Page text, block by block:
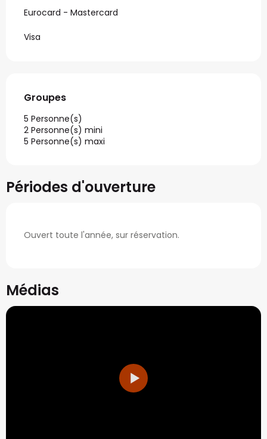
Eurocard - Mastercard
Visa
Groupes
Groupes
5 Personne(s)
2 Personne(s) mini
5 Personne(s) maxi
Périodes d'ouverture
Ouvert toute l'année, sur réservation.
Médias